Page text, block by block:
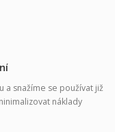
a snažíme se používat již
náklady